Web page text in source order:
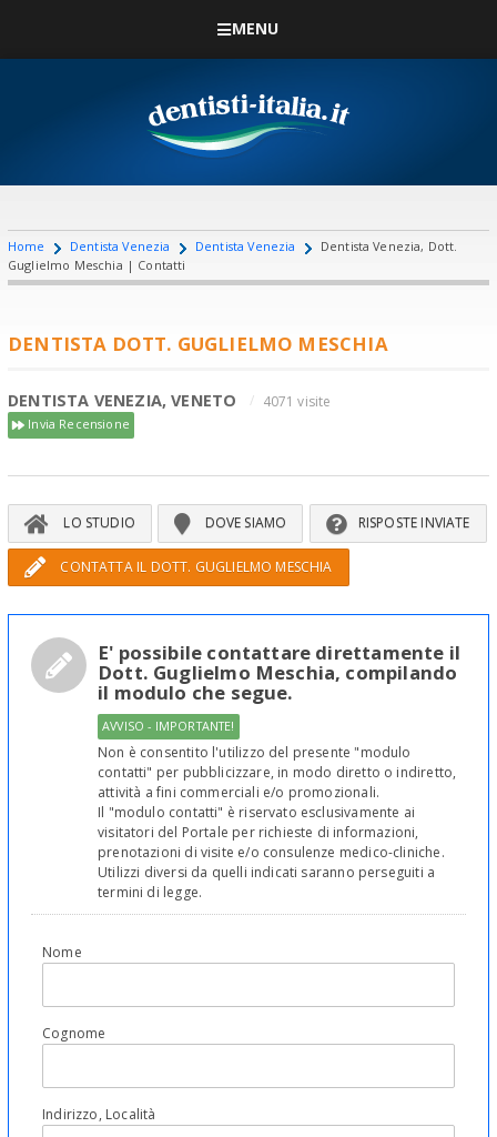
MENU
Home Dentista Venezia Dentista Venezia
Dentista Venezia, Dott.
Guglielmo Meschia | Contatti
DENTISTA DOTT. GUGLIELMO MESCHIA
DENTISTA VENEZIA, VENETO 4071 visite
Invia Recensione
LO STUDIO DOVE SIAMO RISPOSTE INVIATE
CONTATTA IL DOTT. GUGLIELMO MESCHIA
E' possibile contattare direttamente il
Dott. Guglielmo Meschia, compilando
il modulo che segue.
AVVISO - IMPORTANTE!
Non è consentito l'utilizzo del presente "modulo
contatti" per pubblicizzare, in modo diretto o indiretto,
attività a fini commerciali e/o promozionali.
Il "modulo contatti" è riservato esclusivamente ai
visitatori del Portale per richieste di informazioni,
prenotazioni di visite e/o consulenze medico-cliniche.
Utilizzi diversi da quelli indicati saranno perseguiti a
termini di legge.
Nome
Cognome
Indirizzo, Località